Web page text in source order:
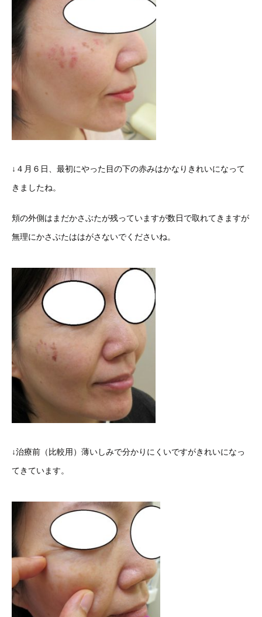
↓４月６日、最初にやった目の下の赤みはかなりきれいになって
きましたね。
頬の外側はまだかさぶたが残っていますが数日で取れてきますが
無理にかさぶたははがさないでくださいね。
↓治療前（比較用）薄いしみで分かりにくいですがきれいになっ
てきています。